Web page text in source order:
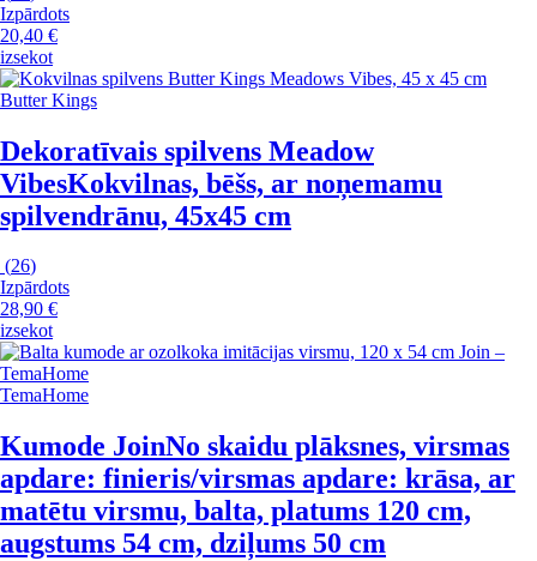
Izpārdots
20,40 €
izsekot
Butter Kings
Dekoratīvais spilvens Meadow
VibesKokvilnas, bēšs, ar noņemamu
spilvendrānu, 45x45 cm
(26)
Izpārdots
28,90 €
izsekot
TemaHome
Kumode JoinNo skaidu plāksnes, virsmas
apdare: finieris/virsmas apdare: krāsa, ar
matētu virsmu, balta, platums 120 cm,
augstums 54 cm, dziļums 50 cm